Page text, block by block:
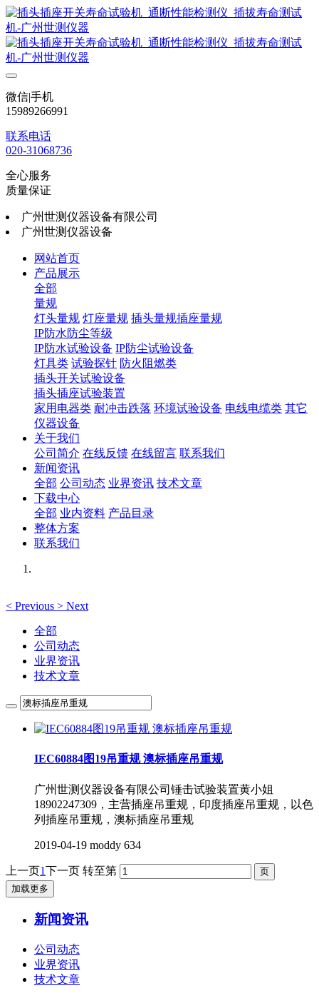
微信|手机
15989266991
联系电话
020-31068736
全心服务
质量保证
广州世测仪器设备有限公司
广州世测仪器设备
网站首页
产品展示
全部
量规
灯头量规 灯座量规 插头量规插座量规
IP防水防尘等级
IP防水试验设备 IP防尘试验设备
灯具类 试验探针 防火阻燃类
插头开关试验设备
插头插座试验装置
家用电器类 耐冲击跌落 环境试验设备 电线电缆类 其它
仪器设备
关于我们
公司简介 在线反馈 在线留言 联系我们
新闻资讯
全部 公司动态 业界资讯 技术文章
下载中心
全部 业内资料 产品目录
整体方案
联系我们
< Previous > Next
全部
公司动态
业界资讯
技术文章
IEC60884图19吊重规 澳标插座吊重规
广州世测仪器设备有限公司锤击试验装置黄小姐
18902247309，主营插座吊重规，印度插座吊重规，以色
列插座吊重规，澳标插座吊重规
2019-04-19 moddy 634
上一页1下一页 转至第
加载更多
新闻资讯
公司动态
业界资讯
技术文章